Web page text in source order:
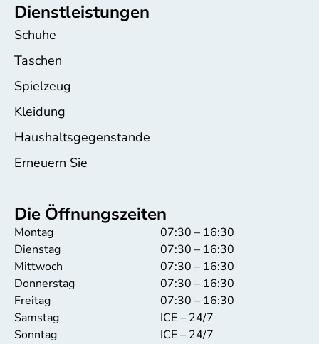
Dienstleistungen
Schuhe
Taschen
Spielzeug
Kleidung
Haushaltsgegenstande
Erneuern Sie
Die Öffnungszeiten
Montag
Dienstag
Mittwoch
Donnerstag
Freitag
Samstag
Sonntag
07:30 – 16:30
07:30 – 16:30
07:30 – 16:30
07:30 – 16:30
07:30 – 16:30
ICE – 24/7
ICE – 24/7